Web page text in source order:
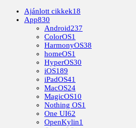
Ajánlott cikkek18
App830
Android237
ColorOS1
HarmonyOS38
homeOS1
HyperOS30
iOS189
iPadOS41
MacOS24
MagicOS10
Nothing OS1
One UI62
OpenKylin1